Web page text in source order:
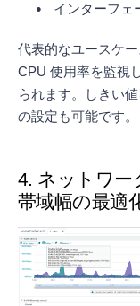
インターフェ
代表的なユースケ
CPU 使用率を監視
られます。しきい
の設定も可能です。
4. ネットワー
帯域幅の最適